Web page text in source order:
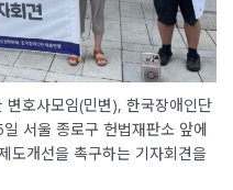
호사모임(민변), 한국장애인단
서울 종로구 헌법재판소 앞에
도개선을 촉구하는 기자회견을